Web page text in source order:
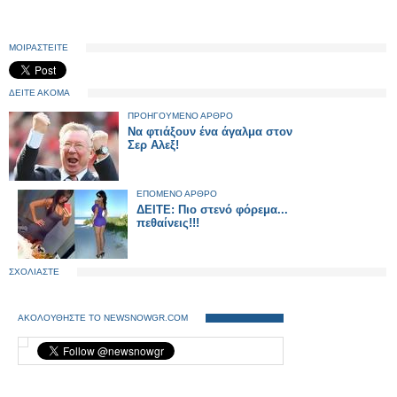
ΜΟΙΡΑΣΤΕΙΤΕ
ΔΕΙΤΕ ΑΚΟΜΑ
ΠΡΟΗΓΟΥΜΕΝΟ ΑΡΘΡΟ
Να φτιάξουν ένα άγαλμα στον
Σερ Αλεξ!
ΕΠΟΜΕΝΟ ΑΡΘΡΟ
ΔΕΙΤΕ: Πιο στενό φόρεμα...
πεθαίνεις!!!
ΣΧΟΛΙΑΣΤΕ
ΑΚΟΛΟΥΘΗΣΤΕ ΤΟ NEWSNOWGR.COM